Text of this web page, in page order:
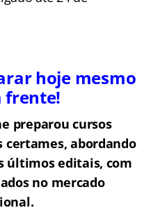
hoje mesmo
frente!
preparou cursos
certames, abordando
últimos editais, com
no mercado